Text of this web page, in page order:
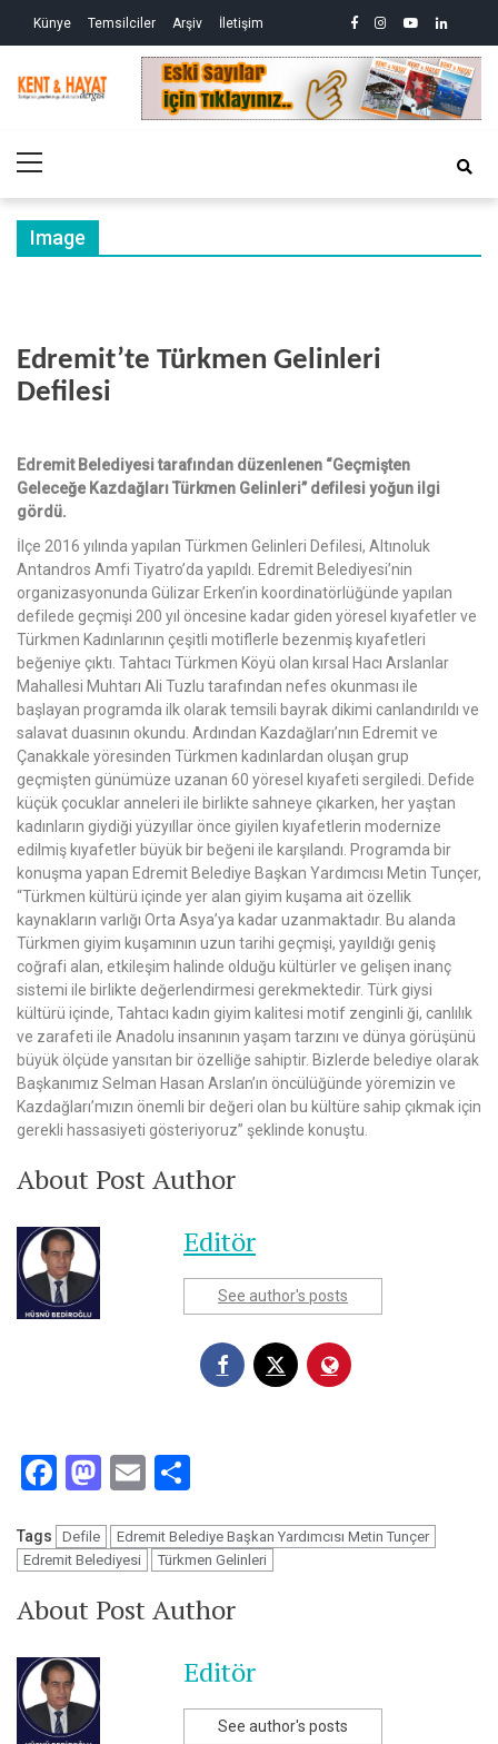
Künye Temsilciler Arşiv İletişim facebook
instagram
youtubelinkedin
ve
Kent&Hayat
Yönetim ve Genel Aktüalite Dergisi
Menu
Image
Edremit’te Türkmen Gelinleri
Defilesi
Edremit Belediyesi tarafından düzenlenen “Geçmişten
Geleceğe Kazdağları Türkmen Gelinleri” defilesi yoğun ilgi
gördü.
İlçe 2016 yılında yapılan Türkmen Gelinleri Defilesi, Altınoluk
Antandros Amfi Tiyatro’da yapıldı. Edremit Belediyesi’nin
organizasyonunda Gülizar Erken’in koordinatörlüğünde yapılan
defilede geçmişi 200 yıl öncesine kadar giden yöresel kıyafetler ve
Türkmen Kadınlarının çeşitli motiflerle bezenmiş kıyafetleri
beğeniye çıktı. Tahtacı Türkmen Köyü olan kırsal Hacı Arslanlar
Mahallesi Muhtarı Ali Tuzlu tarafından nefes okunması ile
başlayan programda ilk olarak temsili bayrak dikimi canlandırıldı ve
salavat duasının okundu. Ardından Kazdağları’nın Edremit ve
Çanakkale yöresinden Türkmen kadınlardan oluşan grup
geçmişten günümüze uzanan 60 yöresel kıyafeti sergiledi. Defide
küçük çocuklar anneleri ile birlikte sahneye çıkarken, her yaştan
kadınların giydiği yüzyıllar önce giyilen kıyafetlerin modernize
edilmiş kıyafetler büyük bir beğeni ile karşılandı. Programda bir
konuşma yapan Edremit Belediye Başkan Yardımcısı Metin Tunçer,
“Türkmen kültürü içinde yer alan giyim kuşama ait özellik
kaynakların varlığı Orta Asya’ya kadar uzanmaktadır. Bu alanda
Türkmen giyim kuşamının uzun tarihi geçmişi, yayıldığı geniş
coğrafi alan, etkileşim halinde olduğu kültürler ve gelişen inanç
sistemi ile birlikte değerlendirmesi gerekmektedir. Türk giysi
kültürü içinde, Tahtacı kadın giyim kalitesi motif zenginli ği, canlılık
ve zarafeti ile Anadolu insanının yaşam tarzını ve dünya görüşünü
büyük ölçüde yansıtan bir özelliğe sahiptir. Bizlerde belediye olarak
Başkanımız Selman Hasan Arslan’ın öncülüğünde yöremizin ve
Kazdağları’mızın önemli bir değeri olan bu kültüre sahip çıkmak için
gerekli hassasiyeti gösteriyoruz” şeklinde konuştu.
About Post Author
Editör
See author's posts
Facebook
Mastodon
Email
Tags Defile
Edremit Belediye Başkan Yardımcısı Metin Tunçer
Edremit Belediyesi
Türkmen Gelinleri
About Post Author
Editör
See author's posts